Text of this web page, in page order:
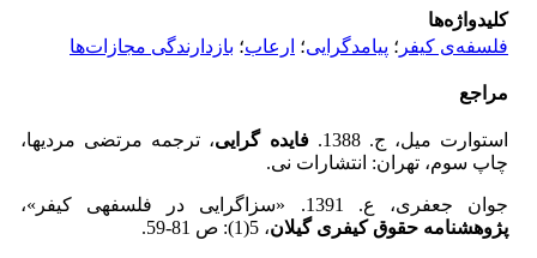
کلیدواژه‌ها
فلسفه‌ی کیفر ؛ پیامدگرایی؛ ارعاب؛ بازدارندگی مجازات‌ها
مراجع
استوارت میل، ج. 1388. فایده گرایی، ترجمه­ مرتضی مردیها،
چاپ سوم، تهران:‌ انتشارات نی.
جوان جعفری، ع. 1391. «سزاگرایی در فلسفه­ی کیفر»،
پژوهشنامه حقوق کیفری گیلان، 5(1): ص 81-59.